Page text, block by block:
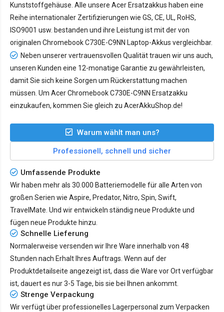
Kunststoffgehäuse. Alle unsere Acer Ersatzakkus haben eine
Reihe internationaler Zertifizierungen wie GS, CE, UL, RoHS,
ISO9001 usw. bestanden und ihre Leistung ist mit der von
originalen Chromebook C730E-C9NN Laptop-Akkus vergleichbar.
Neben unserer vertrauensvollen Qualität trauen wir uns auch,
unseren Kunden eine 12-monatige Garantie zu gewährleisten,
damit Sie sich keine Sorgen um Rückerstattung machen
müssen. Um Acer Chromebook C730E-C9NN Ersatzakku
einzukaufen, kommen Sie gleich zu AcerAkkuShop.de!
Warum wählt man uns?
Professionell, schnell und sicher
Umfassende Produkte
Wir haben mehr als 30.000 Batteriemodelle für alle Arten von
großen Serien wie Aspire, Predator, Nitro, Spin, Swift,
TravelMate. Und wir entwickeln ständig neue Produkte und
fügen neue Produkte hinzu.
Schnelle Lieferung
Normalerweise versenden wir Ihre Ware innerhalb von 48
Stunden nach Erhalt Ihres Auftrags. Wenn auf der
Produktdetailseite angezeigt ist, dass die Ware vor Ort verfügbar
ist, dauert es nur3-5 Tage, bis sie bei Ihnen ankommt.
Strenge Verpackung
Wir verfügt über professionelles Lagerpersonal zum Verpacken